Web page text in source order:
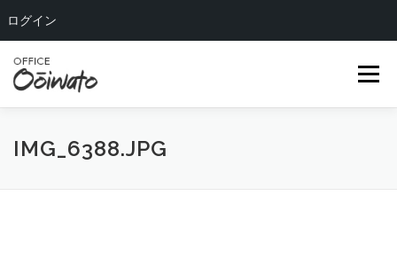
メニュー
HOME ABOUT US
IMG_6388.JPG
ログイン